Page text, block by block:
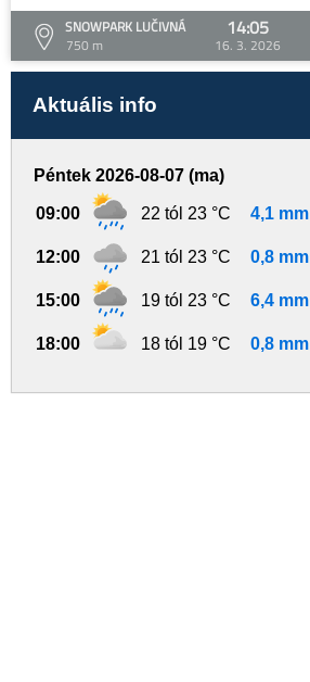
SNOWPARK LUČIVNÁ
750 m
14:05
16. 3. 2026
Aktuális info
Péntek 2026-08-07 (ma)
09:00 22 tól 23 °C 4,1 mm
12:00 21 tól 23 °C 0,8 mm
15:00 19 tól 23 °C 6,4 mm
18:00 18 tól 19 °C 0,8 mm